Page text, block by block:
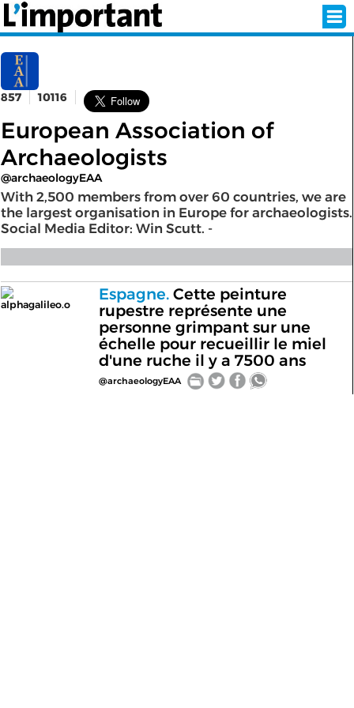
INSCRIPTION
SÉLECTION DE L'ÉTÉ
SUR L'ÉCRAN D'ACCUEIL
ABONNEZ-VOUS À LA NEWSLETTER!
< RETOUR À L'ACCUEIL
857 10116
European Association of
Archaeologists
@archaeologyEAA
With 2,500 members from over 60 countries, we are
the largest organisation in Europe for archaeologists.
Social Media Editor: Win Scutt. -
alphagalileo.o
Espagne.Cette peinture
rupestre représente une
personne grimpant sur une
échelle pour recueillir le miel
d'une ruche il y a 7500 ans
@archaeologyEAA